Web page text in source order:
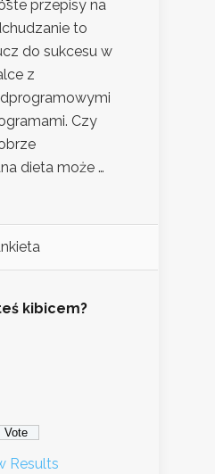
przepisy na
to
do sukcesu w
z
Czy
dieta może …
kibicem?
Results